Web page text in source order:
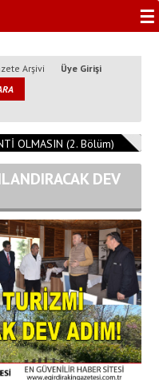
☰
Arşivi Üye Girişi
OLMASIN (2. Bölüm)
DEV